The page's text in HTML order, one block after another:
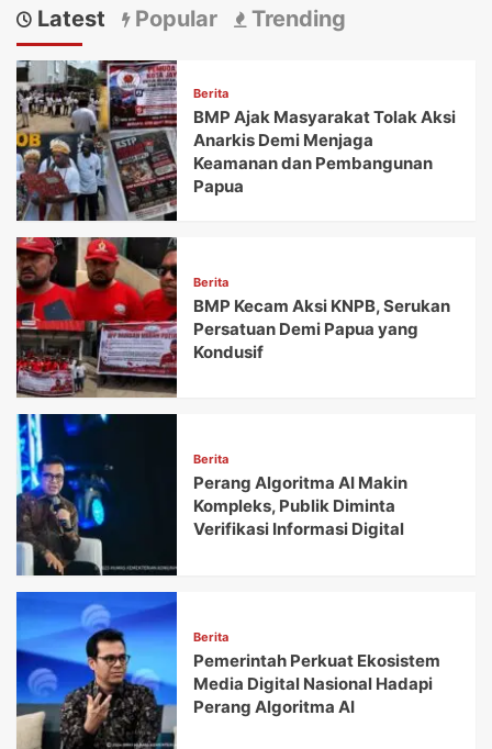
Latest Popular Trending
Berita
BMP Ajak Masyarakat Tolak Aksi
Anarkis Demi Menjaga
Keamanan dan Pembangunan
Papua
Berita
BMP Kecam Aksi KNPB, Serukan
Persatuan Demi Papua yang
Kondusif
Berita
Perang Algoritma AI Makin
Kompleks, Publik Diminta
Verifikasi Informasi Digital
Berita
Pemerintah Perkuat Ekosistem
Media Digital Nasional Hadapi
Perang Algoritma AI